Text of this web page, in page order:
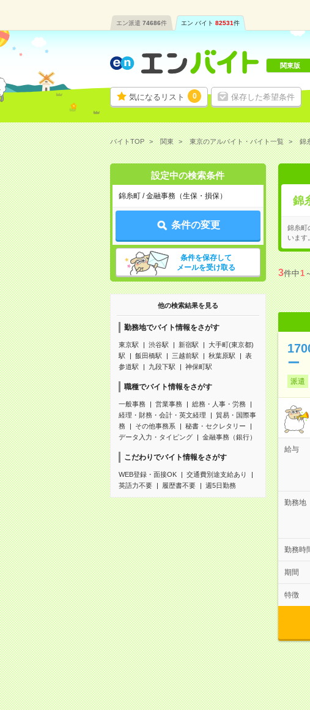
エン派遣 74686件 エン バイト 82531件
気になるリスト 0 保存した希望条件
関東版
バイトTOP 関東 東京のアルバイト・バイト一覧 錦
設定中の検索条件
錦糸町 / 金融事務（生保・損保）
条件の変更
条件を保存して
メールを受け取る
他の検索結果を見る
勤務地でバイト情報をさがす
東京駅 渋谷駅 新宿駅
大手町(東京都)
駅
飯田橋駅 三越前駅 秋葉原駅
表
参道駅
九段下駅 神保町駅
職種でバイト情報をさがす
一般事務 営業事務
総務・人事・労務
経理・財務・会計・英文経理
貿易・国際事
務
その他事務系
秘書・セクレタリー
データ入力・タイピング
金融事務（銀行）
こだわりでバイト情報をさがす
WEB登録・面接OK
交通費別途支給あり
英語力不要
履歴書不要 週5日勤務
錦
錦糸町
います
3件中1
ー
派遣
給与
勤務地
勤務時
期間
特徴